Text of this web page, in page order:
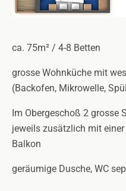
ca. 75m² / 4-8 Betten
grosse Wohnküche mit
(Backofen, Mikrowelle,
Im Obergeschoß 2 grosse
jeweils zusätzlich mit
Balkon
geräumige Dusche, WC